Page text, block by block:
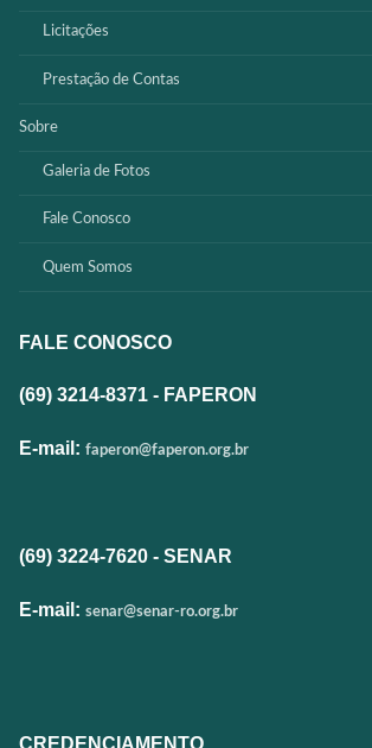
Licitações
Prestação de Contas
Sobre
Galeria de Fotos
Fale Conosco
Quem Somos
FALE CONOSCO
(69) 3214-8371 - FAPERON
E-mail: faperon@faperon.org.br
(69) 3224-7620 - SENAR
E-mail: senar@senar-ro.org.br
CREDENCIAMENTO